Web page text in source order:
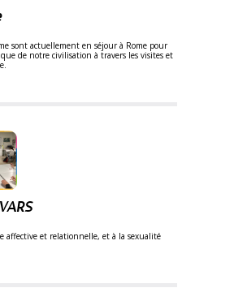
sont actuellement en séjour à Rome pour
de notre civilisation à travers les visites et
affective et relationnelle, et à la sexualité